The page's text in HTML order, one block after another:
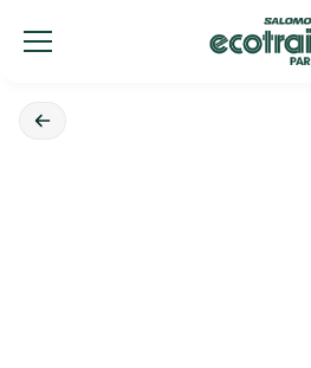
Panneau de gestion des cookies